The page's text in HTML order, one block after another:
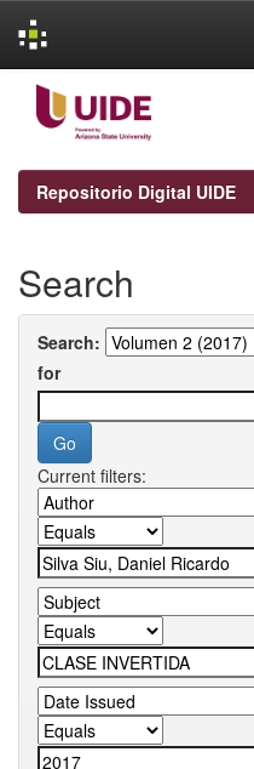
navigation
Repositorio Digital UIDE
Search
Search:
for
Current filters: